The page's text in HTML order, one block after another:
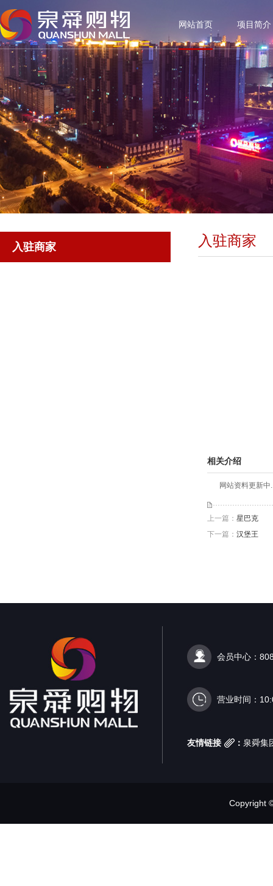
网站首页 项目简介
入驻商家 入驻商家
相关介绍
网站资料更新中
上一篇： 星巴克
下一篇： 汉堡王
会员中心：
营业时间：
友情链接 ： 泉舜集
Copyright